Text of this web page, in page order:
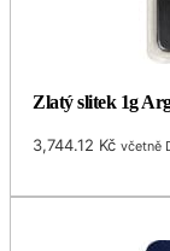
Zlatý slitek 1g
3,744.12 Kč včetně